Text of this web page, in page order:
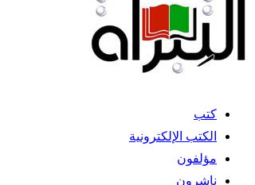
كتب
الكتب الإلكترونية
مؤلفون
ناشرون